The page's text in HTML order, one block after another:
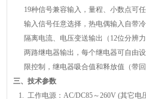
19种信号兼容输入，量程、小数点可
输入信号任意选择，热电偶输入自带
隔离电流、电压变送输出（12位分辨
两路继电器输出，每个继电器可自由
限控制，继电器吸合值和释放值（带
三、技术参数
1. 工作电源：AC/DC85～260V (其它电